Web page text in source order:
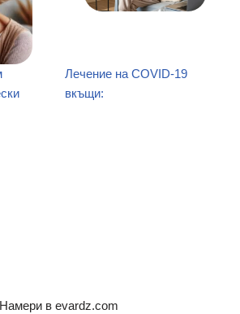
Лечение на COVID-19
вкъщи:
Намери в evardz.com